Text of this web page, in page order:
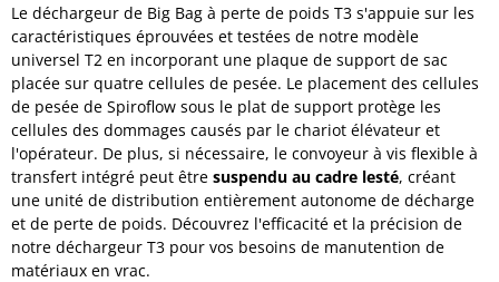
Le déchargeur de Big Bag à perte de poids T3 s'appuie sur les
caractéristiques éprouvées et testées de notre modèle
universel T2 en incorporant une plaque de support de sac
placée sur quatre cellules de pesée. Le placement des cellules
de pesée de Spiroflow sous le plat de support protège les
cellules des dommages causés par le chariot élévateur et
l'opérateur. De plus, si nécessaire, le convoyeur à vis flexible à
transfert intégré peut être suspendu au cadre lesté, créant
une unité de distribution entièrement autonome de décharge
et de perte de poids. Découvrez l'efficacité et la précision de
notre déchargeur T3 pour vos besoins de manutention de
matériaux en vrac.